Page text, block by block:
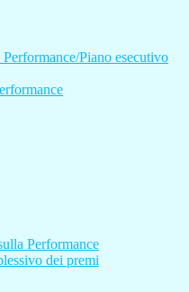
Piano esecutivo
Performance
dei premi